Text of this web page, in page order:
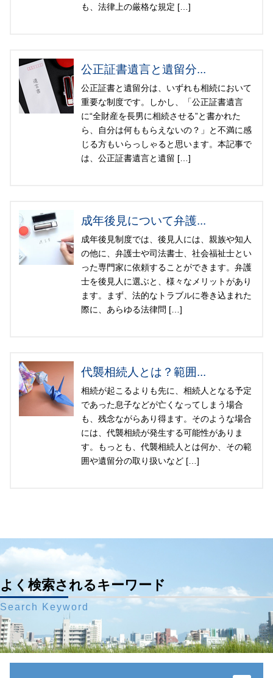
も、法律上の厳格な規定 […]
公正証書遺言と遺留分...
公正証書と遺留分は、いずれも相続において
重要な制度です。しかし、「公正証書遺言
に“全財産を長男に相続させる”と書かれた
ら、自分は何ももらえないの？」と不満に感
じる方もいらっしゃると思います。本記事で
は、公正証書遺言と遺留 […]
成年後見について弁護...
成年後見制度では、後見人には、親族や知人
の他に、弁護士や司法書士、社会福祉士とい
った専門家に依頼することができます。弁護
士を後見人に選ぶと、様々なメリットがあり
ます。まず、法的なトラブルに巻き込まれた
際に、あらゆる法律問 […]
代襲相続人とは？範囲...
相続が起こるよりも先に、相続人となる予定
であった息子などが亡くなってしまう場合
も、残念ながらあり得ます。そのような場合
には、代襲相続が発生する可能性がありま
す。もっとも、代襲相続人とは何か、その範
囲や遺留分の取り扱いなど […]
よく検索されるキーワード
Search Keyword